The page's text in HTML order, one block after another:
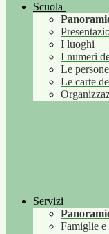
Scuola
I luoghi
I numeri
Le persone
Le carte
Servizi
Famiglie e